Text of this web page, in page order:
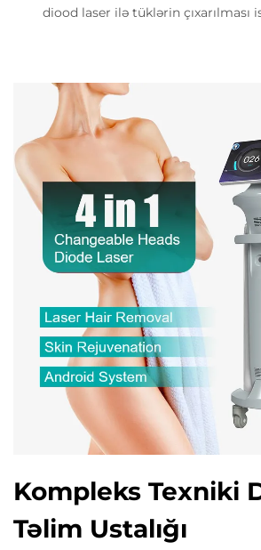
diood laser ilə tüklərin çıxarılması
Kompleks Texniki
Təlim Ustalığı